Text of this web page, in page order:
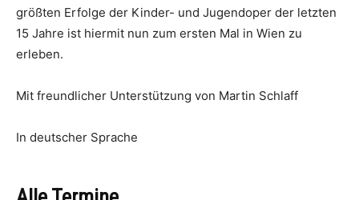
größten Erfolge der Kinder- und Jugendoper der letzten
15 Jahre ist hiermit nun zum ersten Mal in Wien zu
erleben.
Mit freundlicher Unterstützung von Martin Schlaff
In deutscher Sprache